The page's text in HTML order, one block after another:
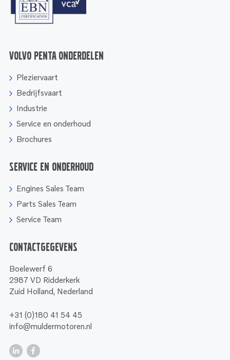
Volvo Penta onderdelen
Pleziervaart
Bedrijfsvaart
Industrie
Service en onderhoud
Brochures
Service en onderhoud
Engines Sales Team
Parts Sales Team
Service Team
Contactgegevens
Boelewerf 6
2987 VD Ridderkerk
Zuid Holland, Nederland
+31 (0)180 41 54 45
info@muldermotoren.nl